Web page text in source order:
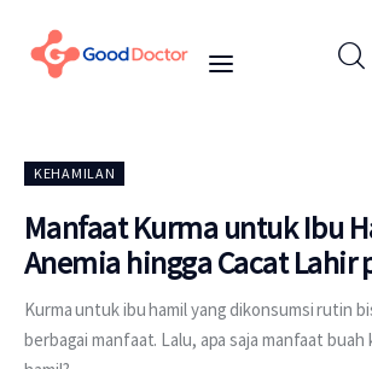
Untuk Bisnis
Untuk Anda
KEHAMILAN
Manfaat Kurma untuk Ibu
Anemia hingga Cacat Lahir
Kurma untuk ibu hamil yang dikonsumsi rutin
berbagai manfaat. Lalu, apa saja manfaat buah